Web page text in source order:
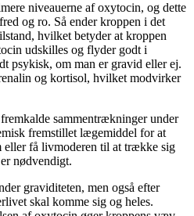
niveauerne af oxytocin, og dette
og ro. Så ender kroppen i det
hvilket betyder at kroppen
udskilles og flyder godt i
psykisk, om man er gravid eller ej.
og kortisol, hvilket modvirker
sammentrækninger under
fremstillet lægemiddel for at
eller få livmoderen til at trække sig
nødvendigt.
graviditeten, men også efter
skal komme sig og heles.